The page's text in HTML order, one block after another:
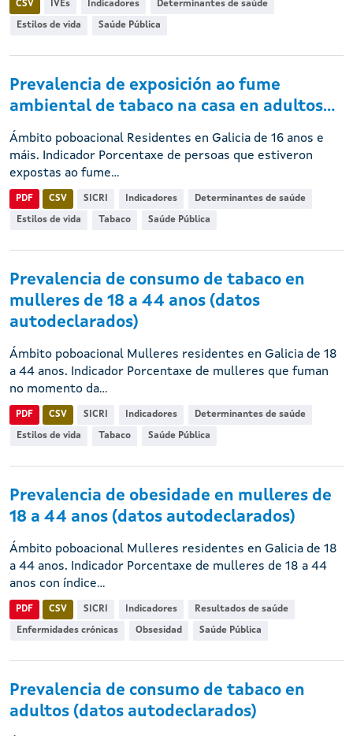
CSV IVEs Indicadores Determinantes de saúde
Estilos de vida Saúde Pública
Prevalencia de exposición ao fume
ambiental de tabaco na casa en adultos...
Ámbito poboacional Residentes en Galicia de 16 anos e
máis. Indicador Porcentaxe de persoas que estiveron
expostas ao fume...
PDF CSV SICRI Indicadores Determinantes de saúde
Estilos de vida Tabaco Saúde Pública
Prevalencia de consumo de tabaco en
mulleres de 18 a 44 anos (datos
autodeclarados)
Ámbito poboacional Mulleres residentes en Galicia de 18
a 44 anos. Indicador Porcentaxe de mulleres que fuman
no momento da...
PDF CSV SICRI Indicadores Determinantes de saúde
Estilos de vida Tabaco Saúde Pública
Prevalencia de obesidade en mulleres de
18 a 44 anos (datos autodeclarados)
Ámbito poboacional Mulleres residentes en Galicia de 18
a 44 anos. Indicador Porcentaxe de mulleres de 18 a 44
anos con índice...
PDF CSV SICRI Indicadores Resultados de saúde
Enfermidades crónicas Obsesidad Saúde Pública
Prevalencia de consumo de tabaco en
adultos (datos autodeclarados)